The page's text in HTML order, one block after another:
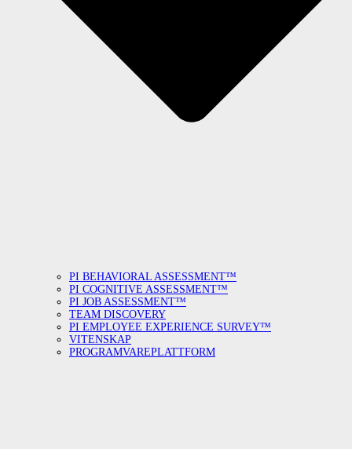
PI BEHAVIORAL ASSESSMENT™
PI COGNITIVE ASSESSMENT™
PI JOB ASSESSMENT™
TEAM DISCOVERY
PI EMPLOYEE EXPERIENCE SURVEY™
VITENSKAP
PROGRAMVAREPLATTFORM